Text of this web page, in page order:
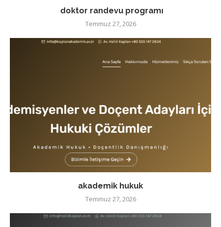
doktor randevu programı
Temmuz 27, 2026
akademik hukuk
Temmuz 27, 2026